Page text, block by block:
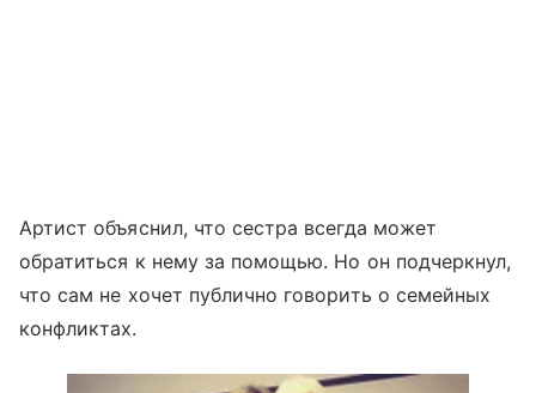
Артист объяснил, что сестра всегда может
обратиться к нему за помощью. Но он подчеркнул,
что сам не хочет публично говорить о семейных
конфликтах.